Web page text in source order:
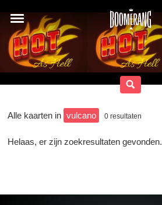
Alle kaarten in vulcano 0 resultaten
Helaas, er zijn zoekresultaten gevonden.